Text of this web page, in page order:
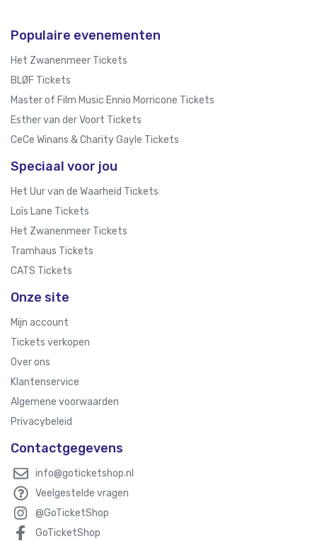
Populaire evenementen
Het Zwanenmeer Tickets
BLØF Tickets
Master of Film Music Ennio Morricone Tickets
Esther van der Voort Tickets
CeCe Winans & Charity Gayle Tickets
Speciaal voor jou
Het Uur van de Waarheid Tickets
Loïs Lane Tickets
Het Zwanenmeer Tickets
Tramhaus Tickets
CATS Tickets
Onze site
Mijn account
Tickets verkopen
Over ons
Klantenservice
Algemene voorwaarden
Privacybeleid
Contactgegevens
info@goticketshop.nl
Veelgestelde vragen
@GoTicketShop
GoTicketShop